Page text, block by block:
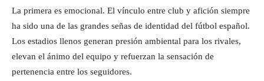
La primera es emocional. El vínculo entre club y afición siempre
ha sido una de las grandes señas de identidad del fútbol español.
Los estadios llenos generan presión ambiental para los rivales,
elevan el ánimo del equipo y refuerzan la sensación de
pertenencia entre los seguidores.